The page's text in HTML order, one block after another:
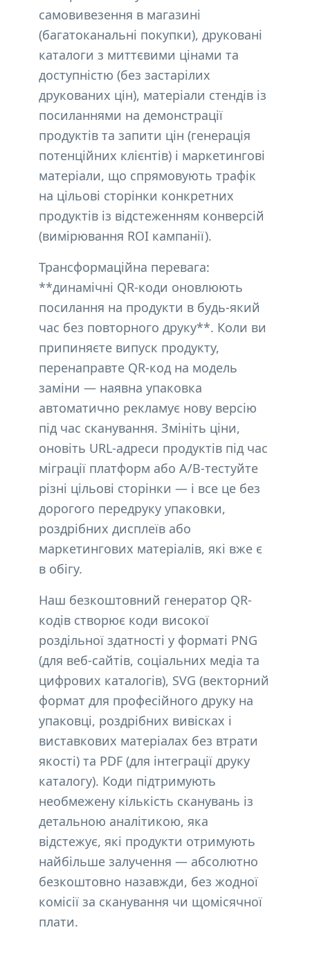
самовивезення в магазині
(багатоканальні покупки), друковані
каталоги з миттєвими цінами та
доступністю (без застарілих
друкованих цін), матеріали стендів із
посиланнями на демонстрації
продуктів та запити цін (генерація
потенційних клієнтів) і маркетингові
матеріали, що спрямовують трафік
на цільові сторінки конкретних
продуктів із відстеженням конверсій
(вимірювання ROI кампанії).
Трансформаційна перевага:
**динамічні QR-коди оновлюють
посилання на продукти в будь-який
час без повторного друку**. Коли ви
припиняєте випуск продукту,
перенаправте QR-код на модель
заміни — наявна упаковка
автоматично рекламує нову версію
під час сканування. Змініть ціни,
оновіть URL-адреси продуктів під час
міграції платформ або A/B-тестуйте
різні цільові сторінки — і все це без
дорогого передруку упаковки,
роздрібних дисплеїв або
маркетингових матеріалів, які вже є
в обігу.
Наш безкоштовний генератор QR-
кодів створює коди високої
роздільної здатності у форматі PNG
(для веб-сайтів, соціальних медіа та
цифрових каталогів), SVG (векторний
формат для професійного друку на
упаковці, роздрібних вивісках і
виставкових матеріалах без втрати
якості) та PDF (для інтеграції друку
каталогу). Коди підтримують
необмежену кількість сканувань із
детальною аналітикою, яка
відстежує, які продукти отримують
найбільше залучення — абсолютно
безкоштовно назавжди, без жодної
комісії за сканування чи щомісячної
плати.